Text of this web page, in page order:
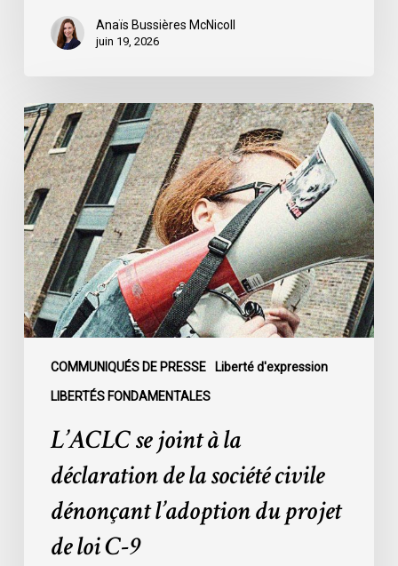
Québec
Anaïs Bussières McNicoll
juin 19, 2026
COMMUNIQUÉS DE PRESSE Liberté d'expression
LIBERTÉS FONDAMENTALES
L’ACLC
se
joint
à
la
déclaration
de
la
société
civile
l’adoption
L’ACLC se joint à la
déclaration de la société civile
dénonçant l’adoption du projet
de loi C-9